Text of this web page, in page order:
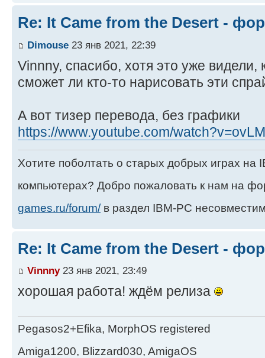
Re: It Came from the Desert -
Dimouse 23 янв 2021, 22:39
Vinnny, спасибо, хотя это уже видели,
сможет ли кто-то нарисовать эти
А вот тизер перевода, без графики
https://www.youtube.com/
Хотите поболтать о старых добрых играх на
компьютерах? Добро пожаловать к нам на
games.ru/forum/в раздел IBM-PC
Re: It Came from the Desert -
Vinnny23 янв 2021, 23:49
хорошая работа! ждём релиза
Pegasos2+Efika, MorphOS registered
Amiga1200, Blizzard030, AmigaOS